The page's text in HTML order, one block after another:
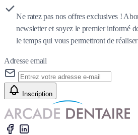
Ne ratez pas nos offres exclusives !
newsletter et soyez le premier informé
le temps qui vous permettront de
Adresse email
Inscription